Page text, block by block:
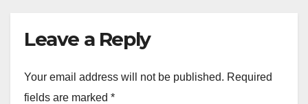
Leave a Reply
Your email address will not be published. Required
fields are marked *